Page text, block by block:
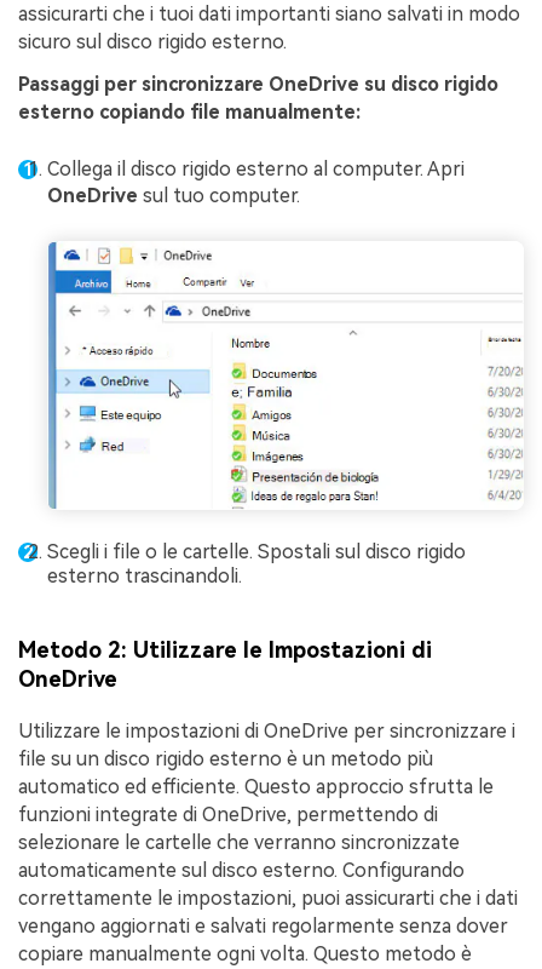
assicurarti che i tuoi dati importanti siano salvati in modo
sicuro sul disco rigido esterno.
Passaggi per sincronizzare OneDrive su disco rigido
esterno copiando file manualmente:
Collega il disco rigido esterno al computer. Apri
OneDrive sul tuo computer.
Scegli i file o le cartelle. Spostali sul disco rigido
esterno trascinandoli.
Metodo 2: Utilizzare le Impostazioni di
OneDrive
Utilizzare le impostazioni di OneDrive per sincronizzare i
file su un disco rigido esterno è un metodo più
automatico ed efficiente. Questo approccio sfrutta le
funzioni integrate di OneDrive, permettendo di
selezionare le cartelle che verranno sincronizzate
automaticamente sul disco esterno. Configurando
correttamente le impostazioni, puoi assicurarti che i dati
vengano aggiornati e salvati regolarmente senza dover
copiare manualmente ogni volta. Questo metodo è